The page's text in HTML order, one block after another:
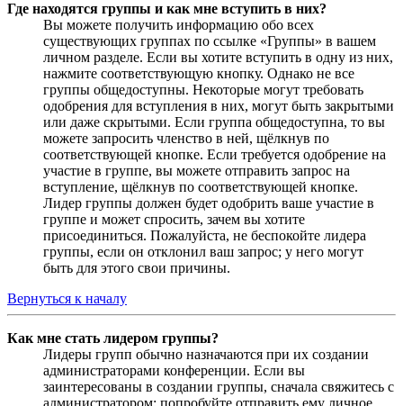
Где находятся группы и как мне вступить в них?
Вы можете получить информацию обо всех
существующих группах по ссылке «Группы» в вашем
личном разделе. Если вы хотите вступить в одну из них,
нажмите соответствующую кнопку. Однако не все
группы общедоступны. Некоторые могут требовать
одобрения для вступления в них, могут быть закрытыми
или даже скрытыми. Если группа общедоступна, то вы
можете запросить членство в ней, щёлкнув по
соответствующей кнопке. Если требуется одобрение на
участие в группе, вы можете отправить запрос на
вступление, щёлкнув по соответствующей кнопке.
Лидер группы должен будет одобрить ваше участие в
группе и может спросить, зачем вы хотите
присоединиться. Пожалуйста, не беспокойте лидера
группы, если он отклонил ваш запрос; у него могут
быть для этого свои причины.
Вернуться к началу
Как мне стать лидером группы?
Лидеры групп обычно назначаются при их создании
администраторами конференции. Если вы
заинтересованы в создании группы, сначала свяжитесь с